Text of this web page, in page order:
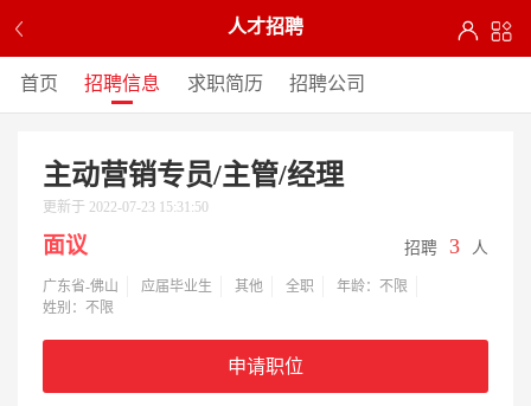
人才招聘
首页 招聘信息 求职简历 招聘公司
主动营销专员/主管/经理
更新于 2022-07-23 15:31:50
面议 招聘 3 人
广东省-佛山 应届毕业生 其他 全职
年龄：不限
姓别：不限
申请职位